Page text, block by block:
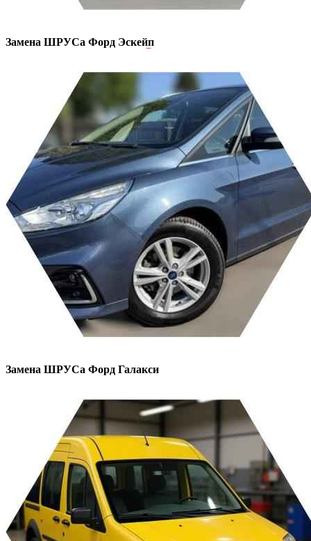
Замена ШРУСа Форд Эскейп
Замена ШРУСа Форд Галакси